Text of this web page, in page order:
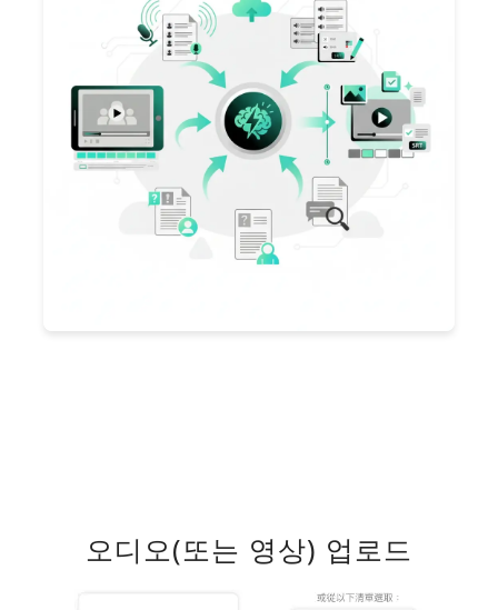
오디오(또는 영상) 업로드